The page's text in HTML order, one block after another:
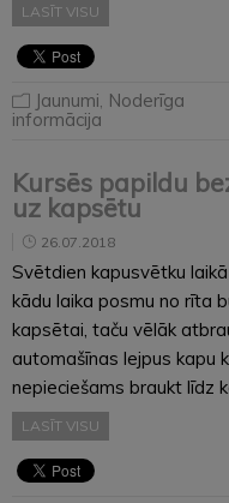
LASĪT VISU
Jaunumi, Noderīga
informācija
Kursēs papildu
uz kapsētu
26.07.2018
Svētdien kapusvētku
kādu laika posmu no rīta
kapsētai, taču vēlāk
automašīnas lejpus kapu
nepieciešams braukt līdz
LASĪT VISU